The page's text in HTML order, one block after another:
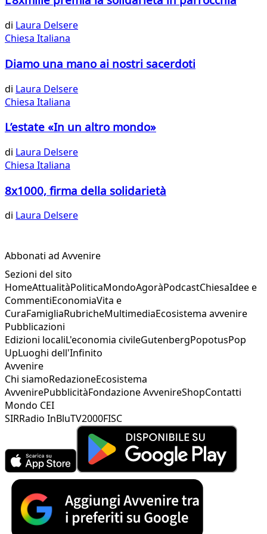
di Laura Delsere
Chiesa Italiana
Diamo una mano ai nostri sacerdoti
di Laura Delsere
Chiesa Italiana
L’estate «In un altro mondo»
di Laura Delsere
Chiesa Italiana
8x1000, firma della solidarietà
di Laura Delsere
Abbonati ad Avvenire
Sezioni del sito
HomeAttualitàPoliticaMondoAgoràPodcastChiesaIdee e
CommentiEconomiaVita e
CuraFamigliaRubricheMultimediaEcosistema avvenire
Pubblicazioni
Edizioni localiL'economia civileGutenbergPopotusPop
UpLuoghi dell'Infinito
Avvenire
Chi siamoRedazioneEcosistema
AvvenirePubblicitàFondazione AvvenireShopContatti
Mondo CEI
SIRRadio InBluTV2000FISC